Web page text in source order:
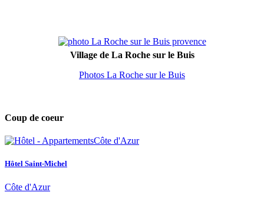
Village de La Roche sur le Buis
Photos La Roche sur le Buis
Coup de coeur
Hôtel Saint-Michel
Côte d'Azur